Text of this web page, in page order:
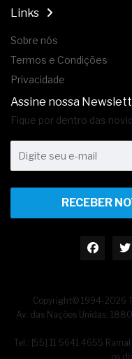
Links
Sobre nós
Termos e Condições
Privacidade
Assine nossa
Fique por dentro das
RECEBER
Copyright© 1994-2026
Av. das Nações Unidas,
Tel.: [55] 11 5641.4655
os